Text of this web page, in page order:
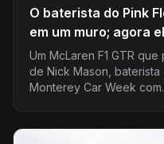
O baterista do Pink
em um muro; agora
Um McLaren F1 GTR
de Nick Mason,
Monterey Car Week